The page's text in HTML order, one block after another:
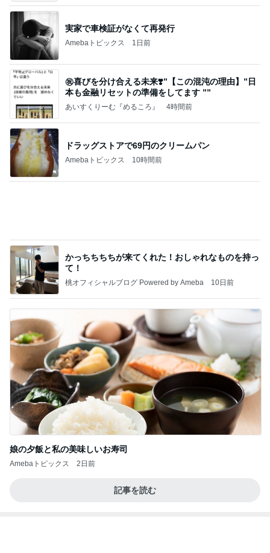
㊗️喜びを分け合える未来❣️”【この混沌の理由】”⽇
本も⾦融リセットの準備をしてます ””
あいすくりーむ『めるころ』
ドラッグストアで69円のクリームパン
かっちちちちが来てくれた！おしゃれなものを持っ
て！
桃オフィシャルブログ Powered by Ameba
娘の夕飯と私の美味しいお寿司
Amebaトピックス 2日前
記事を読む